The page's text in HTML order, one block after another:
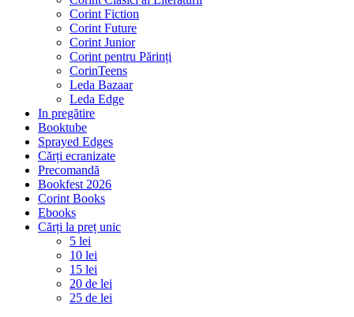
Corint Fiction
Corint Future
Corint Junior
Corint pentru Părinți
CorinTeens
Leda Bazaar
Leda Edge
In pregătire
Booktube
Sprayed Edges
Cărți ecranizate
Precomandă
Bookfest 2026
Corint Books
Ebooks
Cărți la preț unic
5 lei
10 lei
15 lei
20 de lei
25 de lei